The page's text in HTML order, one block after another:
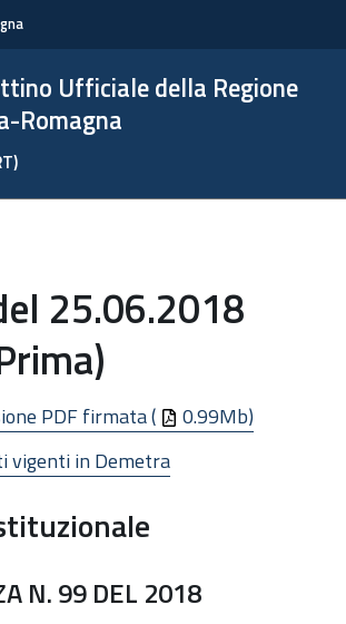
Ufficiale della Regione
Romagna
25.06.2018
PDF firmata (
0.99Mb)
vigenti in Demetra
N. 99 DEL 2018